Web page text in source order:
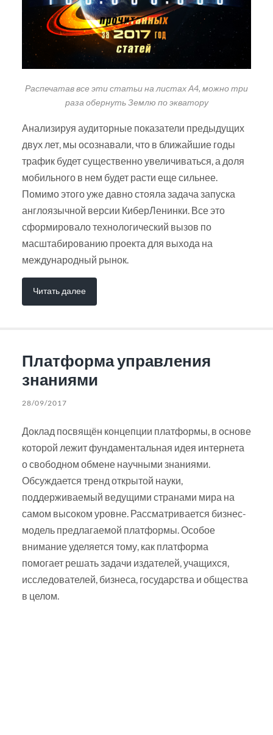
Распечатав все эти статьи на листах А4, можно три
раза обернуть Землю по экватору
Анализируя аудиторные показатели предыдущих
двух лет, мы осознавали, что в ближайшие годы
трафик будет существенно увеличиваться, а доля
мобильного в нем будет расти еще сильнее.
Помимо этого уже давно стояла задача запуска
англоязычной версии КиберЛенинки. Все это
сформировало технологический вызов по
масштабированию проекта для выхода на
международный рынок.
Читать далее
Платформа управления
знаниями
28/09/2017
Доклад посвящён концепции платформы, в основе
которой лежит фундаментальная идея интернета
о свободном обмене научными знаниями.
Обсуждается тренд открытой науки,
поддерживаемый ведущими странами мира на
самом высоком уровне. Рассматривается бизнес-
модель предлагаемой платформы. Особое
внимание уделяется тому, как платформа
помогает решать задачи издателей, учащихся,
исследователей, бизнеса, государства и общества
в целом.